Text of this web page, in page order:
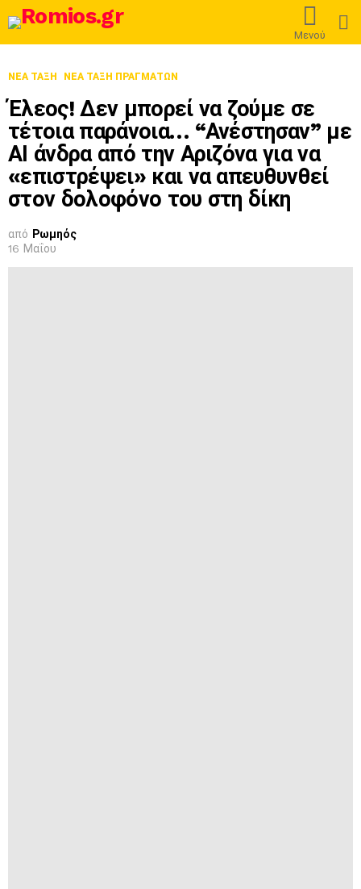
Μενού
ΝΈΑ ΤΆΞΗ ΝΈΑ ΤΆΞΗ ΠΡΑΓΜΆΤΩΝ
Έλεος! Δεν μπορεί να ζούμε σε
τέτοια παράνοια… “Ανέστησαν” με
ΑΙ άνδρα από την Αριζόνα για να
«επιστρέψει» και να απευθυνθεί
στον δολοφόνο του στη δίκη
από Ρωμηός
16 Μαΐου